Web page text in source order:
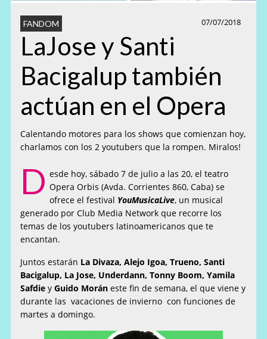
07/07/2018
FANDOM
LaJose y Santi
Bacigalup también
actúan en el Opera
Calentando motores para los shows que comienzan hoy,
charlamos con los 2 youtubers que la rompen. Miralos!
D esde hoy, sábado 7 de julio a las 20, el teatro
Opera Orbis (Avda. Corrientes 860, Caba) se
ofreceel festival YouMusicaLive, un musical
generado por Club Media Network que recorre los
temas de los youtubers latinoamericanos que te
encantan.
Juntos estarán La Divaza, Alejo Igoa, Trueno, Santi
Bacigalup, La Jose, Underdann, Tonny Boom, Yamila
SafdieyGuido Moráneste fin de semana, el que viene y
durante las vacaciones de invierno con funciones de
martes a domingo.